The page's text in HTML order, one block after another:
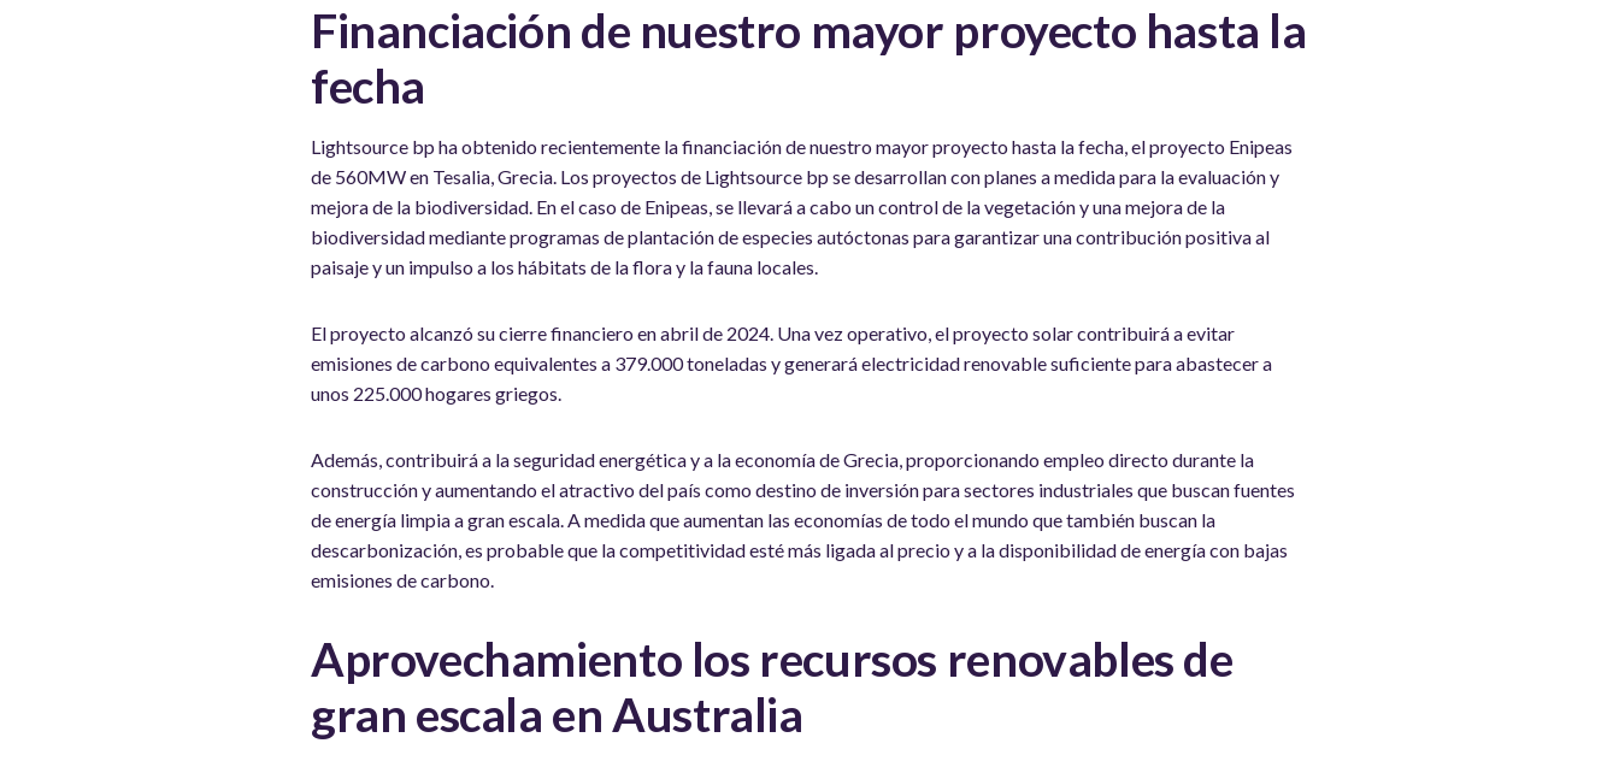
Financiación de nuestro mayor proyecto hasta la
fecha
Lightsource bp ha obtenido recientemente la financiación de nuestro mayor proyecto hasta la fecha, el proyecto Enipeas
de 560MW en Tesalia, Grecia. Los proyectos de Lightsource bp se desarrollan con planes a medida para la evaluación y
mejora de la biodiversidad. En el caso de Enipeas, se llevará a cabo un control de la vegetación y una mejora de la
biodiversidad mediante programas de plantación de especies autóctonas para garantizar una contribución positiva al
paisaje y un impulso a los hábitats de la flora y la fauna locales.
El proyecto alcanzó su cierre financiero en abril de 2024. Una vez operativo, el proyecto solar contribuirá a evitar
emisiones de carbono equivalentes a 379.000 toneladas y generará electricidad renovable suficiente para abastecer a
unos 225.000 hogares griegos.
Además, contribuirá a la seguridad energética y a la economía de Grecia, proporcionando empleo directo durante la
construcción y aumentando el atractivo del país como destino de inversión para sectores industriales que buscan fuentes
de energía limpia a gran escala. A medida que aumentan las economías de todo el mundo que también buscan la
descarbonización, es probable que la competitividad esté más ligada al precio y a la disponibilidad de energía con bajas
emisiones de carbono.
Aprovechamiento los recursos renovables de
gran escala en Australia